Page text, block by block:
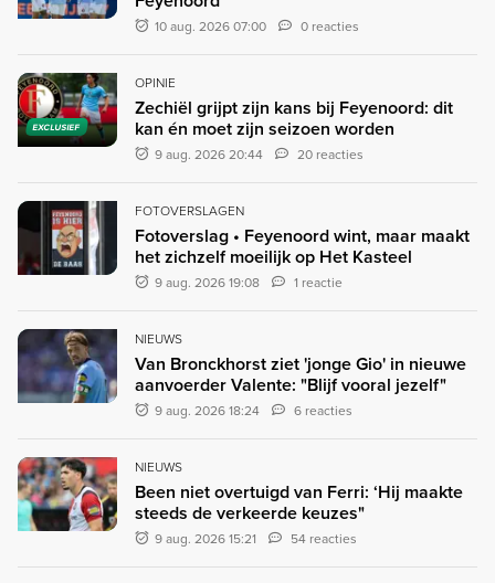
10 aug. 2026 07:00 0 reacties
EXCLUSIEF
OPINIE
Zechiël grijpt zijn kans bij Feyenoord: dit
kan én moet zijn seizoen worden
9 aug. 2026 20:44 20 reacties
FOTOVERSLAGEN
Fotoverslag • Feyenoord wint, maar maakt
het zichzelf moeilijk op Het Kasteel
9 aug. 2026 19:08 1 reactie
NIEUWS
Van Bronckhorst ziet 'jonge Gio' in nieuwe
aanvoerder Valente: "Blijf vooral jezelf"
9 aug. 2026 18:24 6 reacties
NIEUWS
Been niet overtuigd van Ferri: ‘Hij maakte
steeds de verkeerde keuzes"
9 aug. 2026 15:21 54 reacties